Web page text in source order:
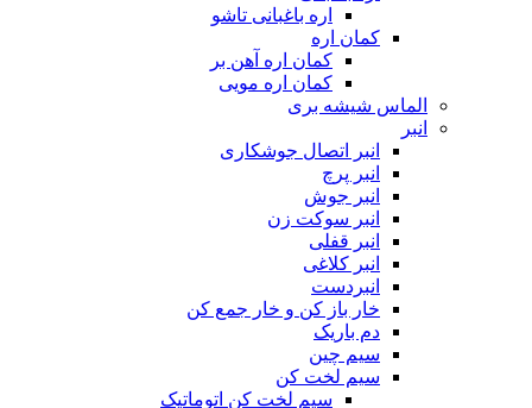
اره باغبانی تاشو
کمان اره
کمان اره آهن بر
کمان اره مویی
الماس شیشه بری
انبر
انبر اتصال جوشکاری
انبر پرچ
انبر جوش
انبر سوکت زن
انبر قفلی
انبر کلاغی
انبردست
خار باز کن و خار جمع کن
دم باریک
سیم چین
سیم لخت کن
سیم لخت کن اتوماتیک